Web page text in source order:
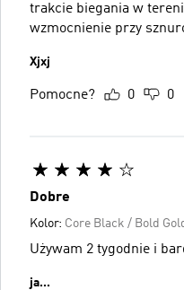
trakcie biegania w
wzmocnienie przy
Xjxj
Pomocne? 0 0
Dobre
Kolor: Core Black / Bold
Używam 2 tygodnie i
ja...